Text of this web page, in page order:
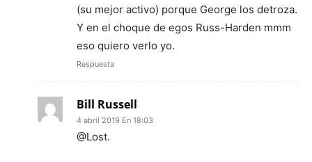
(su mejor activo) porque George los detroza.
Y en el choque de egos Russ-Harden mmm
eso quiero verlo yo.
Respuesta
Bill Russell
4 abril 2019 En 18:03
@Lost.